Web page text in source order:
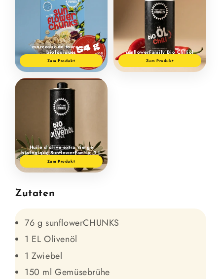
morceaux de tournesol,
biologiques
Zum Produkt
sunflower­Family Bio Chiliöl
Zum Produkt
Huile d'olive extra vierge
biologique SunflowerFamily, 1 L
Zum Produkt
Zutaten
76 g sunflowerCHUNKS
1 EL Olivenöl
1 Zwiebel
150 ml Gemüsebrühe